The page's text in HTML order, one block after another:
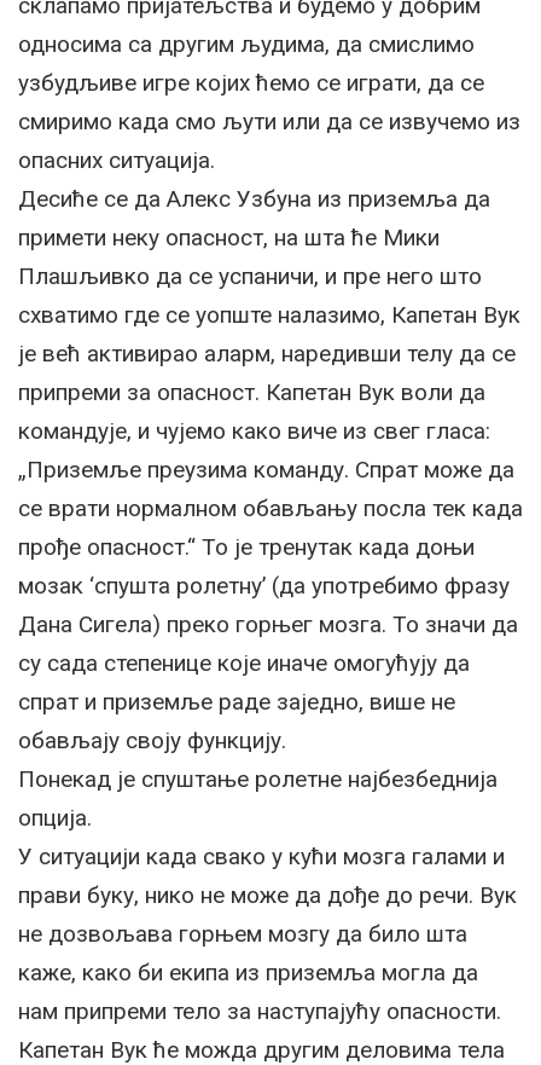
односима са другим људима, да смислимо
узбудљиве игре којих ћемо се играти, да се
смиримо када смо љути или да се извучемо из
опасних ситуација.
Десиће се да Алекс Узбуна из приземља да
примети неку опасност, на шта ће Мики
Плашљивко да се успаничи, и пре него што
схватимо где се уопште налазимо, Капетан Вук
је већ активирао аларм, наредивши телу да се
припреми за опасност. Капетан Вук воли да
командује, и чујемо како виче из свег гласа:
„Приземље преузима команду. Спрат може да
се врати нормалном обављању посла тек када
прође опасност.“ То је тренутак када доњи
мозак ‘спушта ролетну’ (да употребимо фразу
Дана Сигела) преко горњег мозга. То значи да
су сада степенице које иначе омогућују да
спрат и приземље раде заједно, више не
обављају своју функцију.
Понекад је спуштање ролетне најбезбеднија
опција.
У ситуацији када свако у кући мозга галами и
прави буку, нико не може да дође до речи. Вук
не дозвољава горњем мозгу да било шта
каже, како би екипа из приземља могла да
нам припреми тело за наступајућу опасности.
Капетан Вук ће можда другим деловима тела